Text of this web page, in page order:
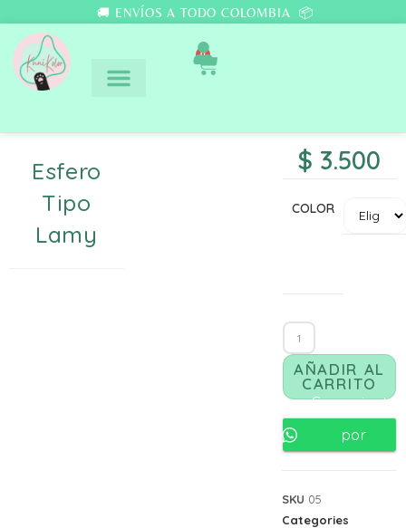
🚚 ENVÍOS A TODO COLOMBIA 📦
0
Esfero
Tipo
Lamy
$ 3.500
COLOR
AÑADIR AL
CARRITO
Comunicate
por
SKU 05
Categories